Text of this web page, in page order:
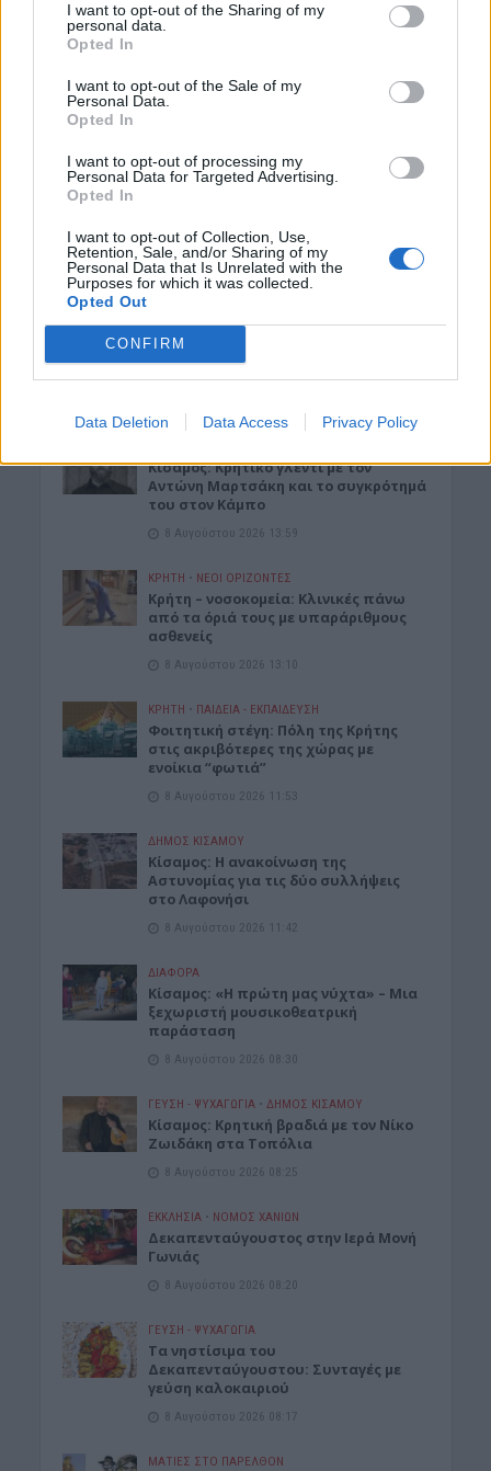
I want to opt-out of the Sharing of my
personal data.
Opted In
I want to opt-out of the Sale of my
Personal Data.
Opted In
I want to opt-out of processing my
Personal Data for Targeted Advertising.
Opted In
I want to opt-out of Collection, Use,
Retention, Sale, and/or Sharing of my
Personal Data that Is Unrelated with the
Purposes for which it was collected.
Opted Out
CONFIRM
Data Deletion Data Access Privacy Policy
8 Αυγούστου 2026 16:30
αγρότες» – Τι θα κρίνει τις αγροτικές
ενισχύσεις
ΝΟΜΌΣ ΧΑΝΊΩΝ • ΠΑΙΔΕΙΑ - ΕΚΠΑΙΔΕΥΣΗ
Κατάρτισης – Οι ειδικότητες
8 Αυγούστου 2026 16:19
Δελιανά: “Μπαλαντίνεια 2026” με τον
Ηλία Χορευτάκη και το συγκρότημά
Kίσαμος: Κρητικό γλέντι με τον
Αντώνη Μαρτσάκη και το συγκρότημά
του στον Κάμπο
8 Αυγούστου 2026 13:59
ΚΡΗΤΗ • ΝΕΟΙ ΟΡΙΖΟΝΤΕΣ
Κρήτη – νοσοκομεία: Κλινικές πάνω
από τα όριά τους με υπαράριθμους
ασθενείς
8 Αυγούστου 2026 13:10
ΚΡΗΤΗ • ΠΑΙΔΕΙΑ - ΕΚΠΑΙΔΕΥΣΗ
Φοιτητική στέγη: Πόλη της Κρήτης
στις ακριβότερες της χώρας με
ενοίκια “φωτιά”
8 Αυγούστου 2026 11:53
ΔΉΜΟΣ ΚΙΣΆΜΟΥ
Κίσαμος: Η ανακοίνωση της
Αστυνομίας για τις δύο συλλήψεις
στο Λαφονήσι
8 Αυγούστου 2026 11:42
ΔΙΆΦΟΡΑ
Κίσαμος: «Η πρώτη μας νύχτα» – Μια
ξεχωριστή μουσικοθεατρική
παράσταση
8 Αυγούστου 2026 08:30
ΓΕΎΣΗ - ΨΥΧΑΓΩΓΊΑ • ΔΉΜΟΣ ΚΙΣΆΜΟΥ
Kίσαμος: Κρητική βραδιά με τον Νίκο
Ζωιδάκη στα Τοπόλια
8 Αυγούστου 2026 08:25
ΕΚΚΛΗΣΙΑ • ΝΟΜΌΣ ΧΑΝΊΩΝ
Δεκαπενταύγουστος στην Ιερά Μονή
Γωνιάς
8 Αυγούστου 2026 08:20
ΓΕΎΣΗ - ΨΥΧΑΓΩΓΊΑ
Τα νηστίσιμα του
Δεκαπενταύγουστου: Συνταγές με
γεύση καλοκαιριού
8 Αυγούστου 2026 08:17
ΜΑΤΙΕΣ ΣΤΟ ΠΑΡΕΛΘΟΝ